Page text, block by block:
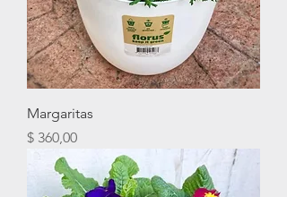
Margaritas
Precio
$ 360,00